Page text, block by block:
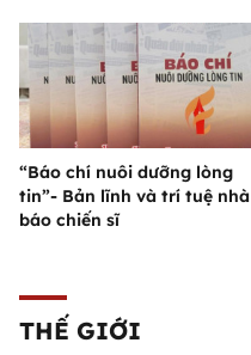
“Báo chí nuôi dưỡng lòng
tin”- Bản lĩnh và trí tuệ nhà
báo chiến sĩ
THẾ GIỚI